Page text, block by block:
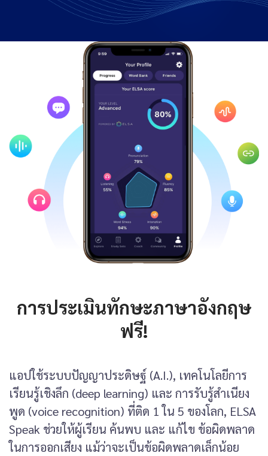
การประเมินทักษะภาษาอังกฤษ
ฟรี!
แอปใช้ระบบปัญญาประดิษฐ์ (A.I.), เทคโนโลยีการ
เรียนรู้เชิงลึก (deep learning) และ การรับรู้สำเนียง
พูด (voice recognition) ที่ติด 1 ใน 5 ของโลก, ELSA
Speak ช่วยให้ผู้เรียน ค้นพบ และ แก้ไข ข้อผิดพลาด
ในการออกเสียง แม้ว่าจะเป็นข้อผิดพลาดเล็กน้อย